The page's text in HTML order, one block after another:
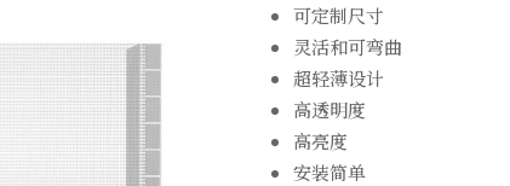
可定制尺寸
灵活和可弯曲
超轻薄设计
高透明度
高亮度
安装简单